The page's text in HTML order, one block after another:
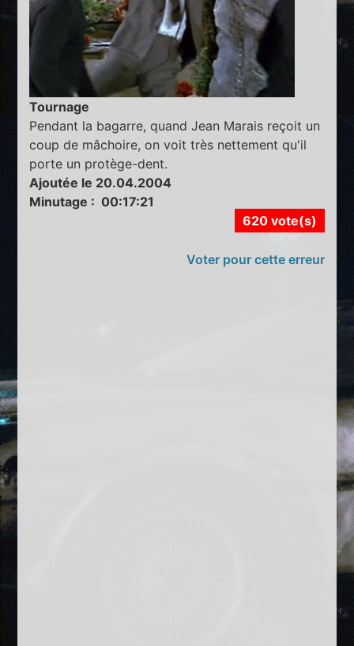
Tournage
Pendant la bagarre, quand Jean Marais reçoit un
coup de mâchoire, on voit très nettement qu'il
porte un protège-dent.
Ajoutée le 20.04.2004
Minutage : 00:17:21
620 vote(s)
Voter pour cette erreur